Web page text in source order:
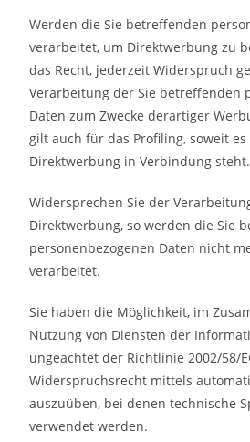
Werden die Sie betreffenden
verarbeitet, um Direktwerbung zu
das Recht, jederzeit Widerspruch
Verarbeitung der Sie betreffenden
Daten zum Zwecke derartiger
gilt auch für das Profiling, soweit
Direktwerbung in Verbindung steht.
Widersprechen Sie der
Direktwerbung, so werden die Sie
personenbezogenen Daten nicht
verarbeitet.
Sie haben die Möglichkeit, im
Nutzung von Diensten der
ungeachtet der Richtlinie 2002/58/
Widerspruchsrecht mittels
auszuüben, bei denen technische
verwendet werden.